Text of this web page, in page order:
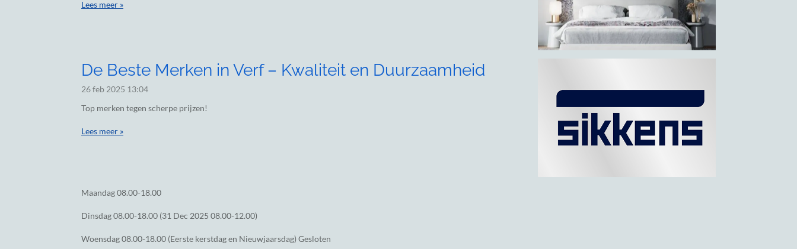
Lees meer »
De Beste Merken in Verf – Kwaliteit en Duurzaamheid
26 feb 2025 13:04
Top merken tegen scherpe prijzen!
Lees meer »
Maandag08.00-18.00
Dinsdag08.00-18.00 (31 Dec 2025 08.00-12.00)
Woensdag08.00-18.00 (Eerste kerstdag en Nieuwjaarsdag) Gesloten